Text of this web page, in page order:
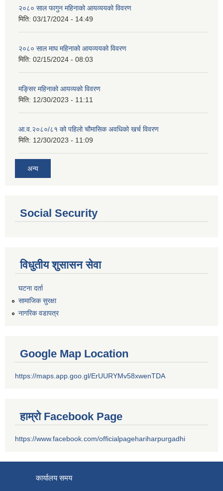
२०८० साल फागुन महिनाको आयव्ययको विवरण
मिति: 03/17/2024 - 14:49
२०८० साल माघ महिनाको आयव्ययको विवरण
मिति: 02/15/2024 - 08:03
मङ्सिर महिनाको आयव्यको विवरण
मिति: 12/30/2023 - 11:11
आ.व.२०८०/८१ को पहिलो चौमासिक अवधिको खर्च विवरण
मिति: 12/30/2023 - 11:09
अन्य
Social Security
विधुतीय शुसासन सेवा
घटना दर्ता
सामाजिक सुरक्षा
नागरिक वडापत्र
Google Map Location
https://maps.app.goo.gl/ErUURYMv58xwenTDA
हाम्रो Facebook Page
https://www.facebook.com/officialpagehariharpurgadhi
कार्यालय समय